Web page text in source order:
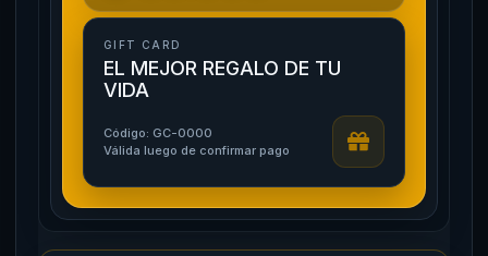
GIFT CARD
EL MEJOR REGALO DE TU
VIDA
Código: GC-0000
Válida luego de confirmar pago